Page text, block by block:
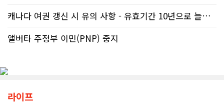
캐나다 여권 갱신 시 유의 사항 - 유효기간 10년으로 늘어나 편리
앨버타 주정부 이민(PNP) 중지
라이프